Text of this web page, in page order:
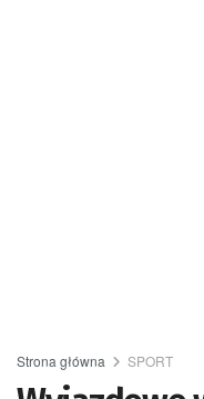
Strona główna SPORT